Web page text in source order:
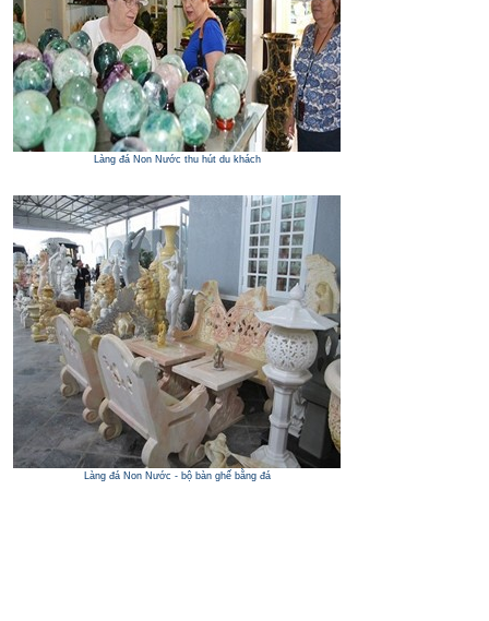
Làng đá Non Nước thu hút du khách
Làng đá Non Nước - bộ bàn ghế bằng đá